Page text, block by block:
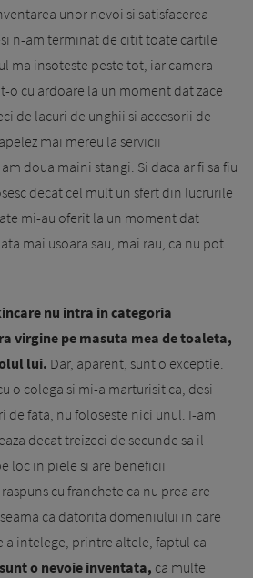
unor nevoi si satisfacerea
n-am terminat de citit toate cartile
ma insoteste peste tot, iar camera
o cu ardoare la un moment dat zace
de lacuri de unghii si accesorii de
mai mereu la servicii
doua maini stangi. Si daca ar fi sa fiu
decat cel mult un sfert din lucrurile
mi-au oferit la un moment dat
mai usoara sau, mai rau, ca nu pot
nu intra in categoria
virgine pe masuta mea de toaleta,
lui. Dar, aparent, sunt o exceptie.
o colega si mi-a marturisit ca, desi
de fata, nu foloseste nici unul. I-am
decat treizeci de secunde sa il
loc in piele si are beneficii
cu franchete ca nu prea are
ca datorita domeniului in care
a intelege, printre altele, faptul ca
o nevoie inventata, ca multe